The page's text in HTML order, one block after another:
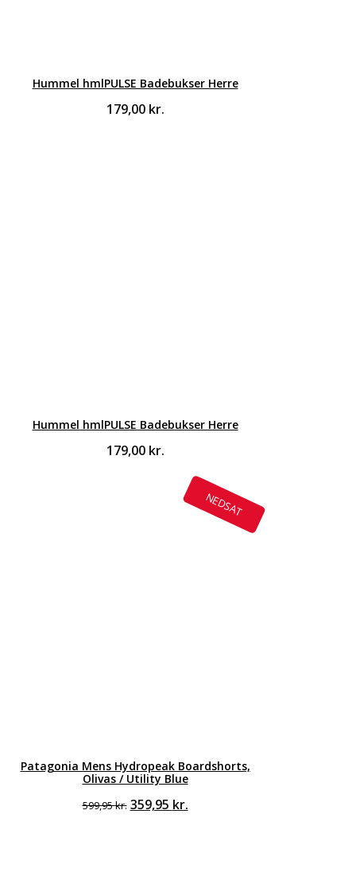
Hummel hmlPULSE Badebukser Herre
179,00 kr.
Hummel hmlPULSE Badebukser Herre
179,00 kr.
NEDSAT
Patagonia Mens Hydropeak Boardshorts,
Olivas / Utility Blue
599,95kr. Den
359,95 kr.Den